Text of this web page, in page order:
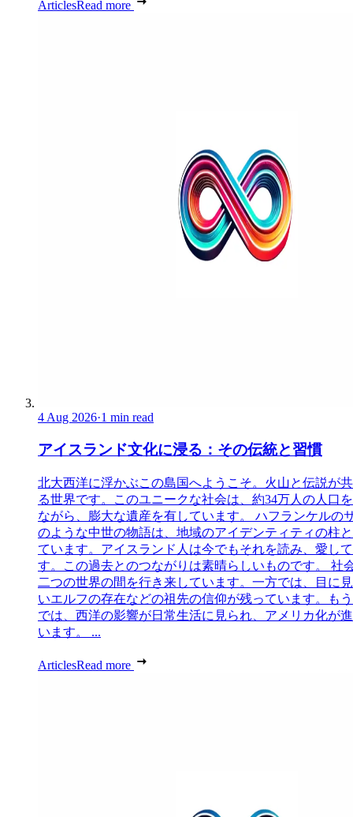
ArticlesRead more
4 Aug 2026·1 min read
アイスランド文化に浸る：その伝統と習慣
北大西洋に浮かぶこの島国へようこそ。火山と伝説が
る世界です。このユニークな社会は、約34万人の人口
ながら、膨大な遺産を有しています。 ハフランケルの
のような中世の物語は、地域のアイデンティティの柱
ています。アイスランド人は今でもそれを読み、愛し
す。この過去とのつながりは素晴らしいものです。 社
二つの世界の間を行き来しています。一方では、目に
いエルフの存在などの祖先の信仰が残っています。も
では、西洋の影響が日常生活に見られ、アメリカ化が
います。 ...
ArticlesRead more